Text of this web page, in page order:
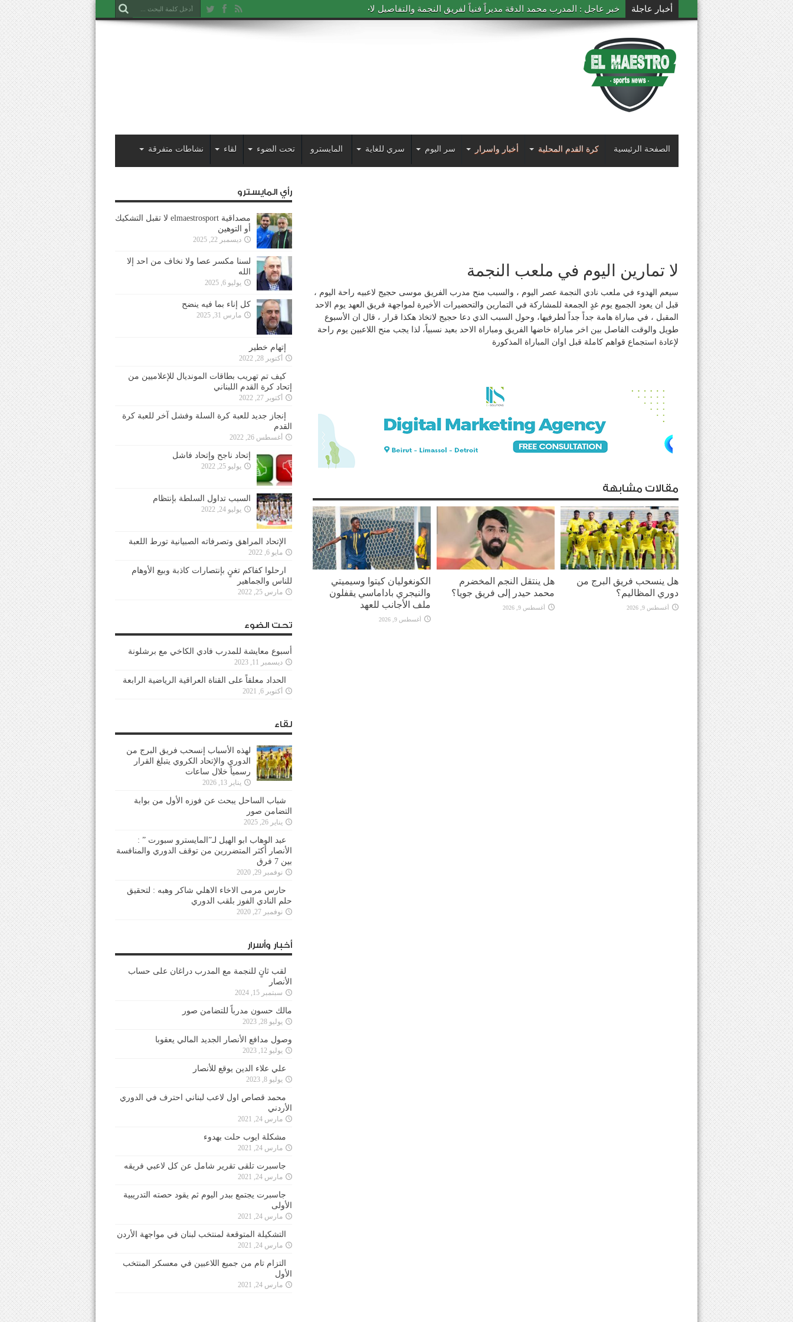
أخبار عاجلة خبر عاجل : المدرب محمد الدقة مديراً فنياً لفريق النجمة والتفاصيل لاحقاً
الصفحة الرئيسية كرة القدم المحلية أخبار واسرار سر اليوم سري للغاية المايسترو تحت الضوء لقاء نشاطات متفرقة
لا تمارين اليوم في ملعب النجمة
سيعم الهدوء في ملعب نادي النجمة عصر اليوم ، والسبب منح مدرب الفريق موسى حجيج لاعبيه راحة اليوم ،
قبل ان يعود الجميع يوم غدٍ الجمعة للمشاركة في التمارين والتحضيرات الأخيرة لمواجهة فريق العهد يوم الاحد
المقبل ، في مباراة هامة جداً جداً لطرفيها، وحول السبب الذي دعا حجيج لاتخاذ هكذا قرار ، قال ان الأسبوع
طويل والوقت الفاصل بين اخر مباراة خاضها الفريق ومباراة الاحد بعيد نسبياً، لذا يجب منح اللاعبين يوم راحة
لإعادة استجماع قواهم كاملة قبل اوان المباراة المذكورة
مقالات مشابهة
هل ينسحب فريق البرج من
دوري المظاليم؟
أغسطس 9, 2026
هل ينتقل النجم المخضرم
محمد حيدر إلى فريق جويا؟
أغسطس 9, 2026
الكونغوليان كيتوا وسيميتي
والنيجري باداماسي يقفلون
ملف الأجانب للعهد
أغسطس 9, 2026
رأي المايسترو
مصداقية elmaestrosport لا تقبل التشكيك
أو التوهين
ديسمبر 22, 2025
لسنا مكسر عصا ولا نخاف من احد إلا
الله
يوليو 6, 2025
كل إناء بما فيه ينضح
مارس 31, 2025
إتهام خطير
أكتوبر 28, 2022
كيف تم تهريب بطاقات المونديال للإعلاميين من
إتحاد كرة القدم اللبناني
أكتوبر 27, 2022
إنجاز جديد للعبة كرة السلة وفشل آخر للعبة كرة
القدم
أغسطس 26, 2022
إتحاد ناجح وإتحاد فاشل
يوليو 25, 2022
السبب تداول السلطة بإنتظام
يوليو 24, 2022
الإتحاد المراهق وتصرفاته الصبيانية تورط اللعبة
مايو 6, 2022
ارحلوا كفاكم تغنٍ بإنتصارات كاذبة وبيع الأوهام
للناس والجماهير
مارس 25, 2022
تحت الضوء
أسبوع معايشة للمدرب فادي الكاخي مع برشلونة
ديسمبر 11, 2023
الحداد معلقاً على القناة العراقية الرياضية الرابعة
أكتوبر 6, 2021
لقاء
لهذه الأسباب إنسحب فريق البرج من
الدوري والإتحاد الكروي يتبلغ القرار
رسمياً خلال ساعات
يناير 13, 2026
شباب الساحل يبحث عن فوزه الأول من بوابة
التضامن صور
يناير 26, 2025
عبد الوهاب ابو الهيل لـ”المايسترو سبورت ” :
الأنصار أكثر المتضررين من توقف الدوري والمنافسة
بين 7 فرق
نوفمبر 29, 2020
حارس مرمى الاخاء الاهلي شاكر وهبه : لتحقيق
حلم النادي الفوز بلقب الدوري
نوفمبر 27, 2020
أخبار وأسرار
لقب ثانٍ للنجمة مع المدرب دراغان على حساب
الأنصار
سبتمبر 15, 2024
مالك حسون مدرباً للتضامن صور
يوليو 28, 2023
وصول مدافع الأنصار الجديد المالي يعقوبا
يوليو 12, 2023
علي علاء الدين يوقع للأنصار
يوليو 8, 2023
محمد قصاص اول لاعب لبناني احترف في الدوري
الأردني
مارس 24, 2021
مشكلة ايوب حلت بهدوء
مارس 24, 2021
جاسبرت تلقى تقرير شامل عن كل لاعبي فريقه
مارس 24, 2021
جاسبرت يجتمع ببدر اليوم ثم يقود حصته التدريبية
الأولى
مارس 24, 2021
التشكيلة المتوقعة لمنتخب لبنان في مواجهة الأردن
مارس 24, 2021
التزام تام من جميع اللاعبين في معسكر المنتخب
الأول
مارس 24, 2021